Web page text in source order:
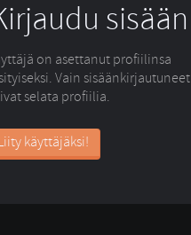
sisään
on asettanut profiilinsa
Vain sisäänkirjautuneet
selata profiilia.
käyttäjäksi!